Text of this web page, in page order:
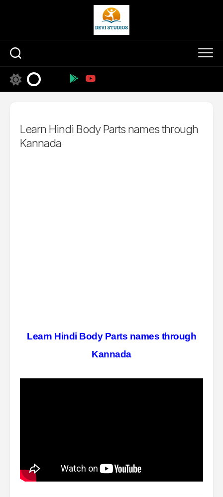
Learn Hindi Body Parts names through
Kannada
Learn Hindi Body Parts names through
Kannada